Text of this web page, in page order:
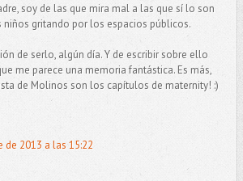
soy de las que mira mal a las que sí lo son
niños gritando por los espacios públicos.
de serlo, algún día. Y de escribir sobre ello
me parece una memoria fantástica. Es más,
de Molinos son los capítulos de maternity! :)
de 2013 a las 15:22